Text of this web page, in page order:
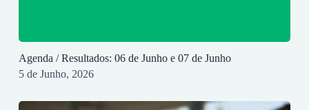
Agenda / Resultados: 06 de Junho e 07 de Junho
5 de Junho, 2026